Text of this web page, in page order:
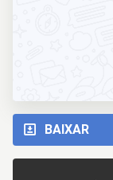
BAIXAR